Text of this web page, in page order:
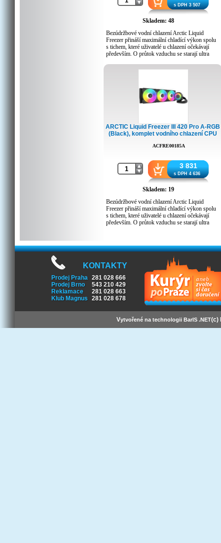
Intel patice: 1700, 1851
AMD patice: AM5, AM4
s DPH 3 507
Skladem: 48
Bezúdržbové vodní chlazení Arctic Liquid
Freezer přináší maximální chladící výkon spolu
s tichem, které uživatelé u chlazení očekávají
především. O průtok vzduchu se starají ultra
Ventilátory: 2x P12 Pro (600 - 3000 ot./min.)
VRM ventilátor: 400 - 2500 ot./min. (řízeno
Radiátor:
Materiál: hliník
Rozměry: 277 x 120 x 38 mm
Intel patice: 1700, 1851
AMD patice: AM5, AM4
Celková hmotnost: 1675g
ARCTIC Liquid Freezer III 420 Pro A-RGB
(Black), komplet vodního chlazení CPU
ACFRE00185A
3 831
s DPH 4 636
Skladem: 19
Bezúdržbové vodní chlazení Arctic Liquid
Freezer přináší maximální chladící výkon spolu
s tichem, které uživatelé u chlazení očekávají
především. O průtok vzduchu se starají ultra
Pumpa:
Ventilátory: 3x P14 Pro A-RGB (400 - 2500
ot./min)
VRM ventilátor: 400 - 2500 ot./min. (řízeno
PWM)
Pumpa: 800 - 2800 ot./min. (řízeno PWM)
Radiátor:
Rozměry: 458 x 138 x 38 mm
KONTAKTY
Prodej Praha 281 028 666
Prodej Brno
543 210 429
Reklamace
281 028 663
Klub Magnus
281 028 678
Vytvořené na technologii BarIS .NET(c)